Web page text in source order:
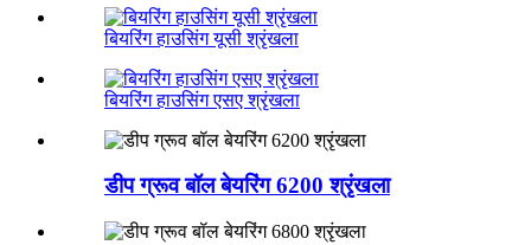
बियरिंग हाउसिंग यूसी श्रृंखला
बियरिंग हाउसिंग एसए श्रृंखला
डीप ग्रूव बॉल बेयरिंग 6200 श्रृंखला